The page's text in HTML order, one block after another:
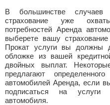
В большинстве
страхование уже
потребностей Аренда
выберете вашу
Прокат услуги вы должны
обложке из вашей
двойных выплат.
предлагают
автомобилей Аренда, если
подписаться на услуги
автомобиля.